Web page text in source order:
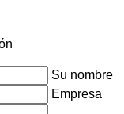
Su nombre
Empresa